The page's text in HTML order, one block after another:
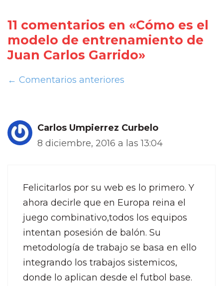
11 comentarios en «Cómo es el
modelo de entrenamiento de
Juan Carlos Garrido»
← Comentarios anteriores
Carlos Umpierrez Curbelo
8 diciembre, 2016 a las 13:04
Felicitarlos por su web es lo primero. Y
ahora decirle que en Europa reina el
juego combinativo,todos los equipos
intentan posesión de balón. Su
metodología de trabajo se basa en ello
integrando los trabajos sistemicos,
donde lo aplican desde el futbol base.